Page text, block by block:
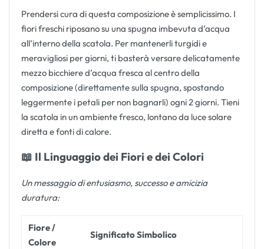
Prendersi cura di questa composizione è semplicissimo. I
fiori freschi riposano su una spugna imbevuta d’acqua
all’interno della scatola. Per mantenerli turgidi e
meravigliosi per giorni, ti basterà versare delicatamente
mezzo bicchiere d’acqua fresca al centro della
composizione (direttamente sulla spugna, spostando
leggermente i petali per non bagnarli) ogni 2 giorni. Tieni
la scatola in un ambiente fresco, lontano da luce solare
diretta e fonti di calore.
📖 Il Linguaggio dei Fiori e dei Colori
Un messaggio di entusiasmo, successo e amicizia
duratura:
Fiore /
Colore
Significato Simbolico